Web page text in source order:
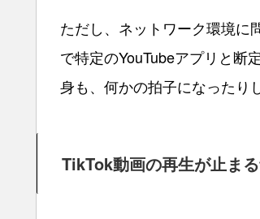
ただし、ネットワーク環境に
で特定のYouTubeアプリと断
身も、何かの拍子になったり
TikTok動画の再生が止ま